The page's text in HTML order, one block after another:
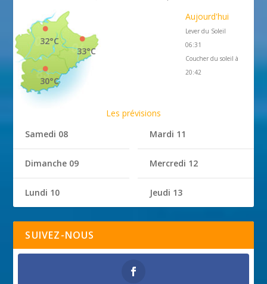
33°C
32°C
30°C
Aujourd'hui
Lever du Soleil
06:31
Coucher du soleil à
20:42
Les prévisions
Samedi 08
Dimanche 09
Lundi 10
Mardi 11
Mercredi 12
Jeudi 13
SUIVEZ-NOUS